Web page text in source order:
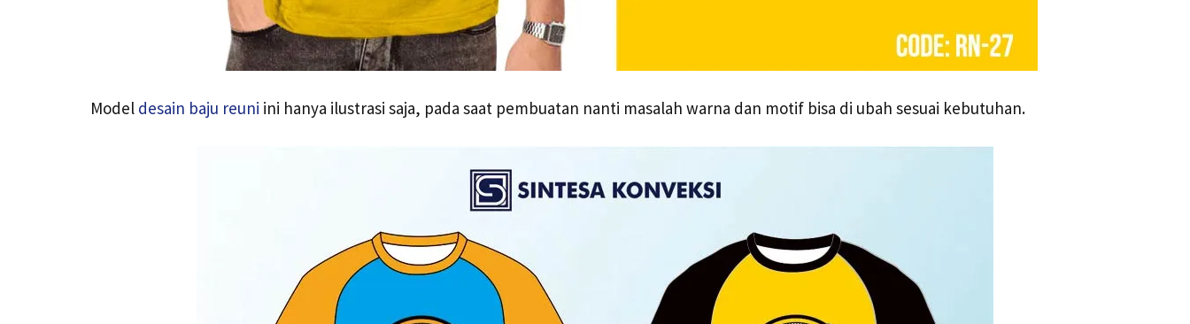
Model desain baju reuni ini hanya ilustrasi saja, pada saat pembuatan nanti masalah warna dan motif bisa di ubah sesuai kebutuhan.